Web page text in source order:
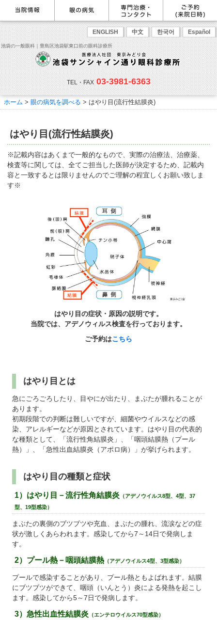
ENGLISH 中文 한국어 Español
池袋の一般眼科｜豊島区池袋駅東口前の眼科診療所
TEL・FAX 03-3981-6363
最新情報
感染症予防のための衛生環境整
備の取り組み
医師のご紹介
当院勤務医師のご紹介 ごあいさつ
院内の様子・設備
院内の様子 検査･治療･手術機器
診療のご案内・アクセス
アクセス
い
診察の流れ
リンク
よくある質問
パンフレットのダウンロード
眼の病気を調べる
病名から探す
症状から探す
目の構造から探す
主な眼科疾患
緑内障 網膜疾患
眼精疲労
ドライアイ
ものもらい
花粉症
白内障
アレルギー性結膜炎
コンタクトレンズ診
学校近視について
点眼液・眼軟膏について
眼科専門治療・特設ページ
緑内障専門治療ページ
角膜疾患専門治療ページ
ドライアイ専門治療ページ
網膜・硝子体専門治療ページ
黄斑疾患専門治療ページ
ぶどう膜炎専門治療ページ
白内障専門治療ページ
花粉症専門ページ
眼形成診療ページ
コンタクトレンズ診療
抗VEGF抗体療法
ボツリヌス療法
東口眼科医院)
コンタクトレンズ診療
コンタクトレンズの種類と特徴
しばらく眼科受診していない方
へ
初めてコンタクトレンズを使う
WEB予約(来院日時の設定)
一般眼科診療を予約
コンタクトレンズ診療を予約
緑内障専門治療を予約
角膜専門治療を予約
ドライアイ専門治療を予約
網膜・硝子体専門治療を予約
白内障専門治療を予約
白内障手術公開講座を予約
黄斑専門治療を予約
予約をキャンセルする
ご予約
ホーム > 眼の病気を調べる > はやり目(流行性結膜炎)
はやり目(流行性結膜炎)
※記載内容はあくまで一般的なもので、実際の治療法、治療薬、
検査等に関しては、全てご担当した医師が決定するため、記載内
容と一致するとは限りませんのでご理解の程宜しくお願い致しま
す※
はやり目の症状・原因の説明です。
当院では、アデノウィルス検査を行っております。
ご予約はこちら
はやり目とは
急にごろごろしたり、目やにが出たり、まぶたが腫れることが
あります。
初期段階での判断は難しいですが、細菌やウイルスなどの感
染、アレルギーなどが原因とされています。はやり目の代表的
な種類として、「流行性角結膜炎」、「咽頭結膜熱（プール
熱）」、「急性出血結膜炎（アポロ病）」が挙げられます。
はやり目の種類と症状
1）はやり目－流行性角結膜炎 （アデノウイルス8型、4型、37
型、19型感染）
まぶたの裏側のブツブツや充血、まぶたの腫れ、流涙などの症
状が激しくあらわれます。感染してから7～14日で発病しま
す。
2）プール熱－咽頭結膜熱 （アデノウイルス4型、3型感染）
プールで感染することがあり、プール熱ともよばれます。結膜
にブツブツができて、咽頭（いんとう）炎による発熱を起こし
ます。感染してから5～7日で発病します。
3） 急性出血性結膜炎 （エンテロウイルス70型感染）